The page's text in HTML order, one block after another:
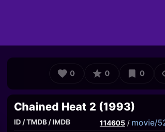
0 0 0
Chained Heat 2 (1993)
ID / TMDB / IMDB
114605 / movie/